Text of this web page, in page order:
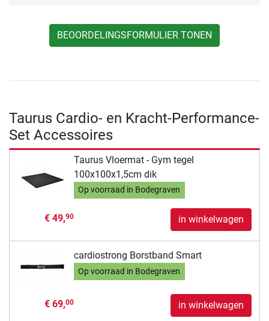
BEOORDELINGSFORMULIER TONEN
Taurus Cardio- en Kracht-Performance-
Set Accessoires
Taurus Vloermat - Gym tegel
100x100x1,5cm dik
Op voorraad in Bodegraven
€ 49,90 in winkelwagen
cardiostrong Borstband Smart
Op voorraad in Bodegraven
€ 69,00 in winkelwagen